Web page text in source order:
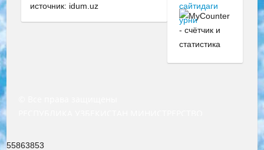
источник: idum.uz
55863853